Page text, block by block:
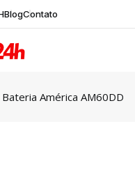
BlogContato
Bateria América AM60DD